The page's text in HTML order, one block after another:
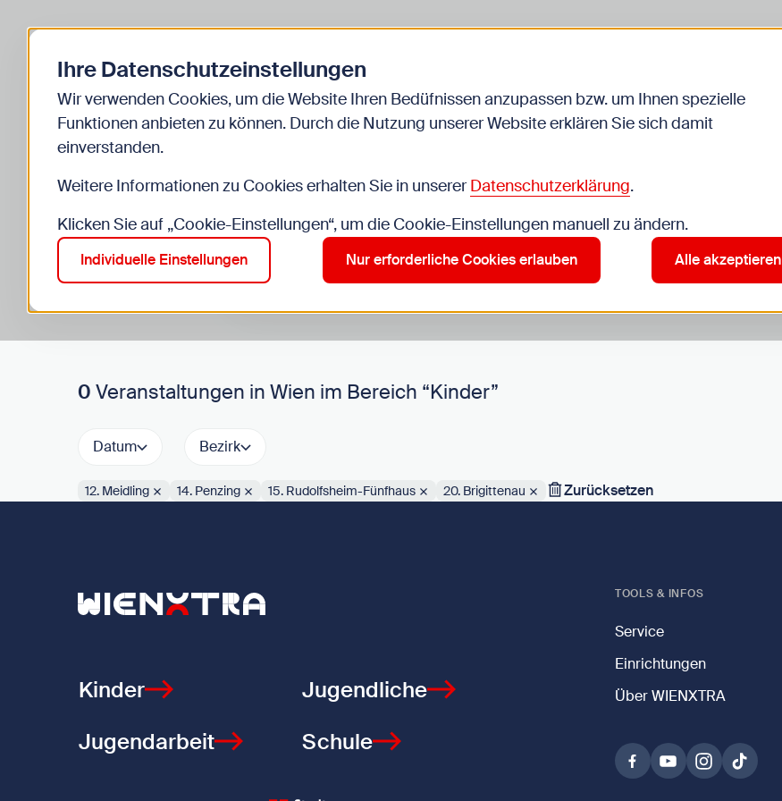
Start Kinder Veranstaltungen
Veranstaltungen
Suche im Bereich “Kinder”
Suchen
0 Veranstaltungen in Wien im Bereich “Kinder”
Datum Bezirk
Aktive Filter:
12. Meidling 14. Penzing 15. Rudolfsheim-Fünfhaus 20. Brigittenau Zurücksetzen
Zurück zur Startseite
Kinder
Jugendliche
Jugendarbeit
Schule
TOOLS & INFOS
Service
Einrichtungen
Über WIENXTRA
Ihre Datenschutzeinstellungen
Wir verwenden Cookies, um die Website Ihren Bedüfnissen anzupassen bzw. um Ihnen spezielle
Funktionen anbieten zu können. Durch die Nutzung unserer Website erklären Sie sich damit
einverstanden.
Weitere Informationen zu Cookies erhalten Sie in unsererDatenschutzerklärung.
Klicken Sie auf „Cookie-Einstellungen“, um die Cookie-Einstellungen manuell zu ändern.
Individuelle Einstellungen Nur erforderliche Cookies erlauben Alle akzeptieren